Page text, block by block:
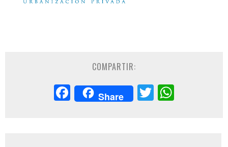
COMPARTIR:
Facebook
Share Twitter